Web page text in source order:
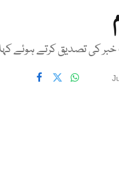
ہوئے کہا کہ وہ سرجری کے بعد 10